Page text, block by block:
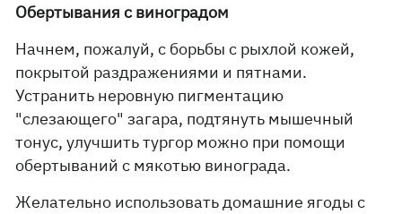
Обертывания с виноградом
Начнем, пожалуй, с борьбы с рыхлой кожей,
покрытой раздражениями и пятнами.
Устранить неровную пигментацию
"слезающего" загара, подтянуть мышечный
тонус, улучшить тургор можно при помощи
обертываний с мякотью винограда.
Желательно использовать домашние ягоды с